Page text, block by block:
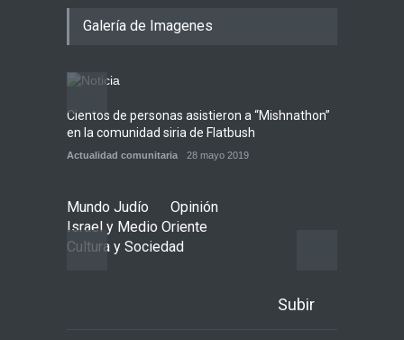
Opinión
Jerusalem, cumpliendo así
su último deseo
Mundo Judío 5 agosto 2026
Galería de Imagenes
Cientos de personas asistieron a “Mishnathon”
en la comunidad siria de Flatbush
Actualidad comunitaria 28 mayo 2019
Mundo Judío
Opinión
Israel y Medio Oriente
Cultura y Sociedad
Subir